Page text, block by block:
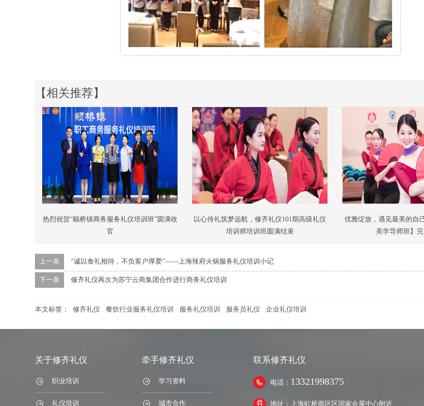
【相关推荐】
热烈祝贺“颛桥镇商务服务礼仪培训班”圆满收
官
以心传礼筑梦远航，修齐礼仪101期高级礼仪
培训师培训班圆满结束
优雅绽放，遇见最美的自
美学导师班】
上一条 “诚以食礼相待，不负客户厚爱”——上海辣府火锅服务礼仪培训小记
下一条 修齐礼仪再次为苏宁云商集团合作进行商务礼仪培训
本文标签： 修齐礼仪 餐饮行业服务礼仪培训 服务礼仪培训 服务员礼仪 企业礼仪培训
关于修齐礼仪
职业培训
礼仪培训
牵手修齐礼仪
学习资料
城市合作
联系修齐礼仪
电话： 13321998375
地址：上海虹桥商区区国家会展中心附近